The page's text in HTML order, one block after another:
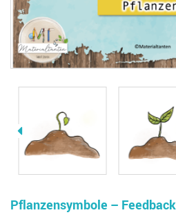
Pflanzensymbole – Feedback